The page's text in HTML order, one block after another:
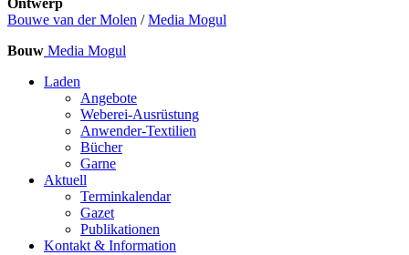
Bouwe van der Molen /Media Mogul
Bouw Media Mogul
Laden
Angebote
Weberei-Ausrüstung
Anwender-Textilien
Bücher
Garne
Aktuell
Terminkalendar
Gazet
Publikationen
Kontakt & Information